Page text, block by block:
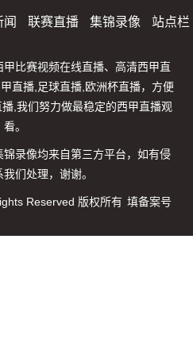
闻 联赛直播 集锦录像
站点栏
比赛视频在线直播、高清西甲直
直播,足球直播,欧洲杯直播，方便
,我们努力做最稳定的西甲直播观
看。
录像均来自第三方平台，如有侵
们处理，谢谢。
Reserved 版权所有 填备案号